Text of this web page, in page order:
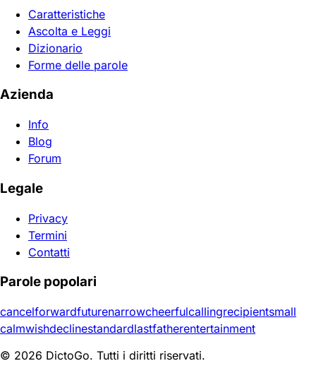
Caratteristiche
Ascolta e Leggi
Dizionario
Forme delle parole
Azienda
Info
Blog
Forum
Legale
Privacy
Termini
Contatti
Parole popolari
cancelforwardfuturenarrowcheerfulcallingrecipientsmall
calmwishdeclinestandardlastfatherentertainment
© 2026 DictoGo. Tutti i diritti riservati.